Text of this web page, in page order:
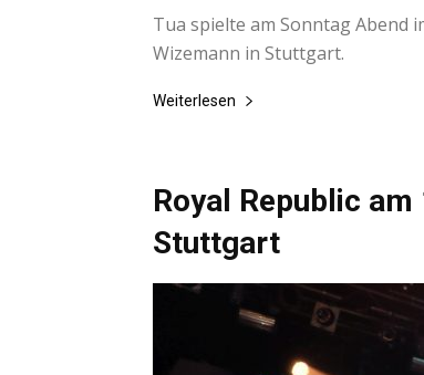
Tua spielte am Sonntag Abend
Wizemann in Stuttgart.
Weiterlesen
Royal Republic
Stuttgart